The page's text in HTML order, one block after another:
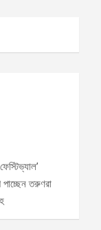
তরুণরা